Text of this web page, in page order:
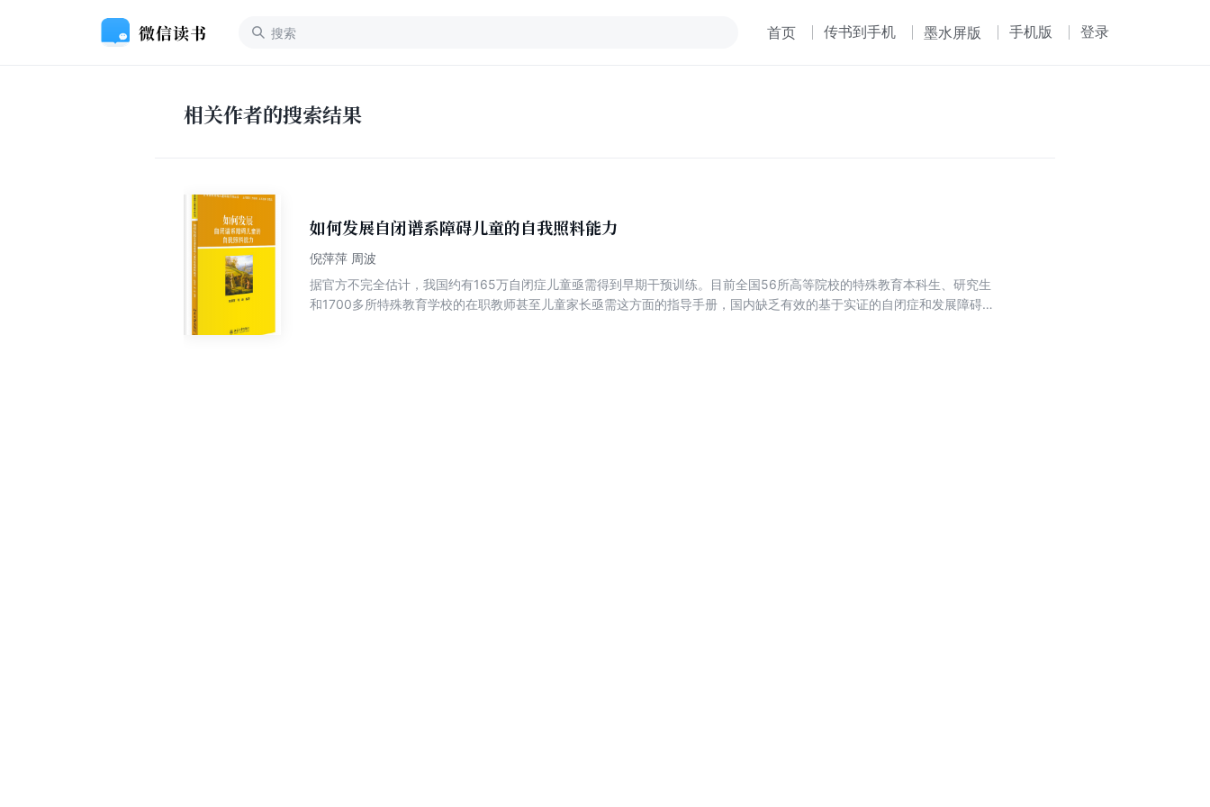
首页 传书到手机 墨水屏版 手机版 登录
相关作者的搜索结果
如何发展自闭谱系障碍儿童的自我照料能力
倪萍萍 周波
据官方不完全估计，我国约有165万自闭症儿童亟需得到早期干预训练。目前全国56所高等院校的特殊教育本科生、研究生
和1700多所特殊教育学校的在职教师甚至儿童家长亟需这方面的指导手册，国内缺乏有效的基于实证的自闭症和发展障碍儿